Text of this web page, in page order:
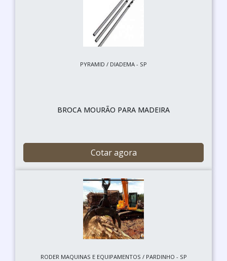
PYRAMID / DIADEMA - SP
BROCA MOURÃO PARA MADEIRA
Cotar agora
RODER MAQUINAS E EQUIPAMENTOS / PARDINHO - SP